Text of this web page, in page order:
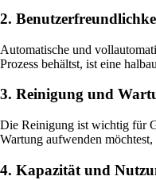
2.
Automatische und
Prozess behältst, ist eine
3. Reinigung und
Die Reinigung ist wichtig für
Wartung aufwenden
4. Kapazität und